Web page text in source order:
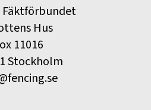
Fäktförbundet
Hus
11016
Stockholm